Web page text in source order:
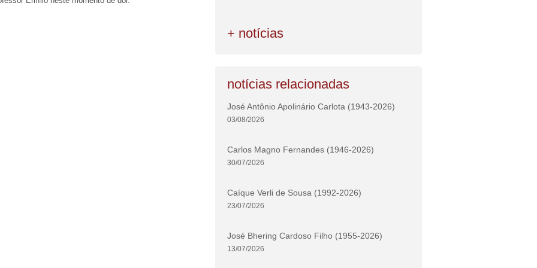
+ notícias
notícias relacionadas
José Antônio Apolinário Carlota (1943-2026)
03/08/2026
Carlos Magno Fernandes (1946-2026)
30/07/2026
Caíque Verli de Sousa (1992-2026)
23/07/2026
José Bhering Cardoso Filho (1955-2026)
13/07/2026